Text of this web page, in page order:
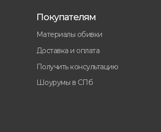
Материалы обивки
Доставка и оплата
Получить консультацию
Шоурумы в СПб
Покупателям